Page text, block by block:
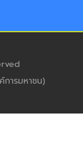
การมหาชน)